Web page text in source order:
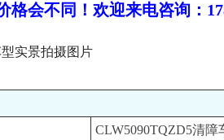
格会不同！欢迎来电咨询：
CLW5090TQZD5清障